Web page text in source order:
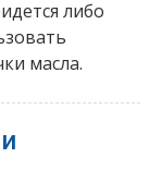
либо
масла.